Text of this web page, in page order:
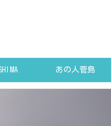
あの人菅島